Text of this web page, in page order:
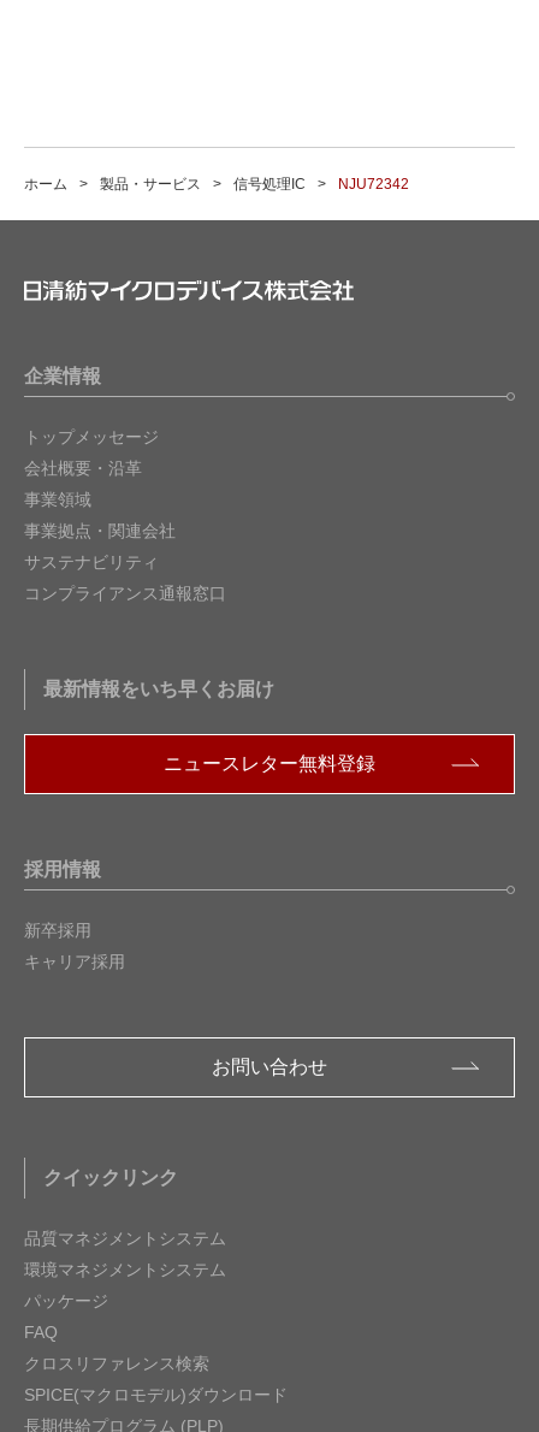
ホーム 製品・サービス 信号処理IC NJU72342
企業情報
トップメッセージ
会社概要・沿革
事業領域
事業拠点・関連会社
サステナビリティ
コンプライアンス通報窓口
最新情報をいち早くお届け
ニュースレター無料登録
採用情報
新卒採用
キャリア採用
お問い合わせ
クイックリンク
品質マネジメントシステム
環境マネジメントシステム
パッケージ
FAQ
クロスリファレンス検索
SPICE(マクロモデル)ダウンロード
長期供給プログラム (PLP)